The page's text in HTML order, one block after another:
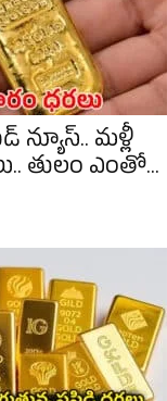
న్యూస్.. మళ్లీ
తులం ఎంతో...